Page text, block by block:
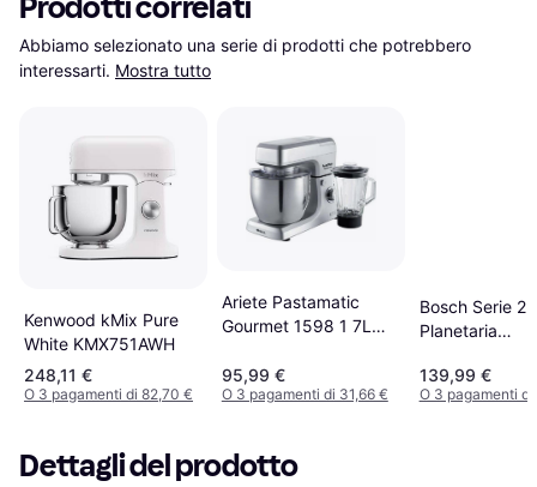
Prodotti correlati
Abbiamo selezionato una serie di prodotti che potrebbero
interessarti. Mostra tutto
Kenwood kMix Pure
White KMX751AWH
248,11 €
O 3 pagamenti di 82,70 €
Ariete Pastamatic
Gourmet 1598 1 7L
95,99 €
O 3 pagamenti di 31,66 €
Bosch Serie 2
Planetaria
MUMS2EW00
139,99 €
O 3 pagamenti
Dettagli del prodotto